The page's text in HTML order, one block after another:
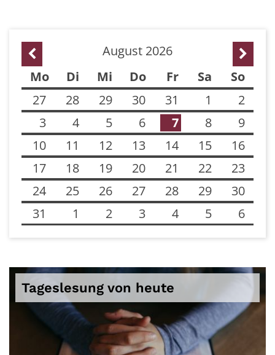
Vorherige SeiteAugust 2026
Mo
Di Mi Do Fr Sa
So
27
28 29 30 31 1
2
3
4 5 6 7 8
9
10
11 12 13 14 15
16
17
18 19 20 21 22
23
24
25 26 27 28 29
30
31
1 2 3 4 5 6
Tageslesung von heute